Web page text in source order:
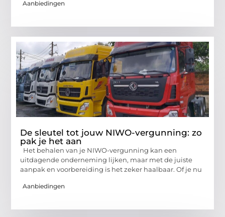
Aanbiedingen
De sleutel tot jouw NIWO-vergunning: zo
pak je het aan
Het behalen van je NIWO-vergunning kan een
uitdagende onderneming lijken, maar met de juiste
aanpak en voorbereiding is het zeker haalbaar. Of je nu
Aanbiedingen